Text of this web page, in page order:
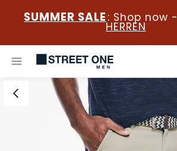
SUMMER SALE : Shop now -
HERREN